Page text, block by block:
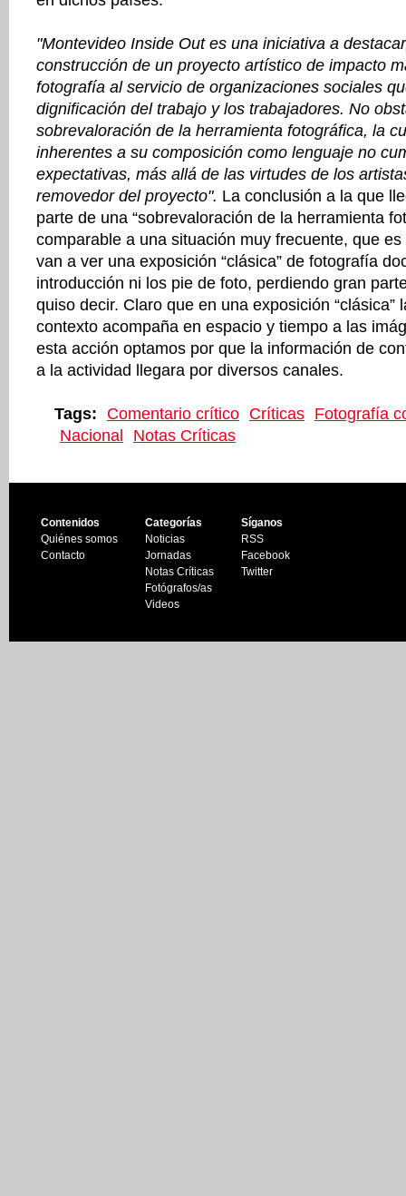
"Montevideo Inside Out es una iniciativa a
construcción de un proyecto artístico de impacto
fotografía al servicio de organizaciones sociales
dignificación del trabajo y los trabajadores. No
sobrevaloración de la herramienta fotográfica, la
inherentes a su composición como lenguaje no
expectativas, más allá de las virtudes de los
removedor del proyecto". La conclusión a la que
parte de una “sobrevaloración de la herramienta
comparable a una situación muy frecuente, que
van a ver una exposición “clásica” de fotografía
introducción ni los pie de foto, perdiendo gran
quiso decir. Claro que en una exposición “clásica”
contexto acompaña en espacio y tiempo a las
esta acción optamos por que la información de
a la actividad llegara por diversos canales.
Tags: Comentario crítico Críticas Fotografía
Nacional
Notas Críticas
Contenidos
Quiénes somos
Contacto
Categorías
Noticias
Jornadas
Notas Críticas
Fotógrafos/as
Videos
Síganos
RSS
Facebook
Twitter